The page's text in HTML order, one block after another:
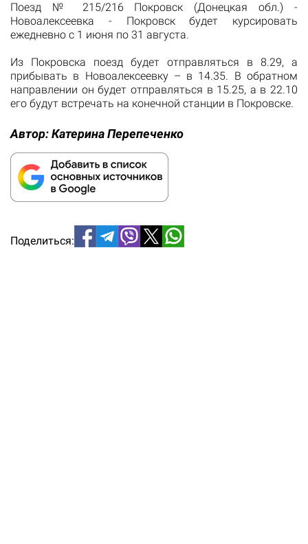
Поезд № 215/216 Покровск (Донецкая обл.) -
Новоалексеевка - Покровск будет курсировать
ежедневно с 1 июня по 31 августа.
Из Покровска поезд будет отправляться в 8.29, а
прибывать в Новоалексеевку – в 14.35. В обратном
направлении он будет отправляться в 15.25, а в 22.10
его будут встречать на конечной станции в Покровске.
Автор:Катерина Перепеченко
Поделиться: